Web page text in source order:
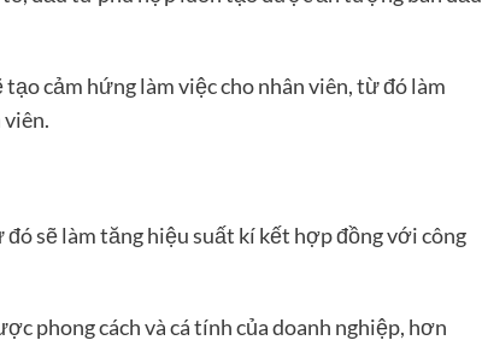
cảm hứng làm việc cho nhân viên, từ đó làm
sẽ làm tăng hiệu suất kí kết hợp đồng với công
phong cách và cá tính của doanh nghiệp, hơn